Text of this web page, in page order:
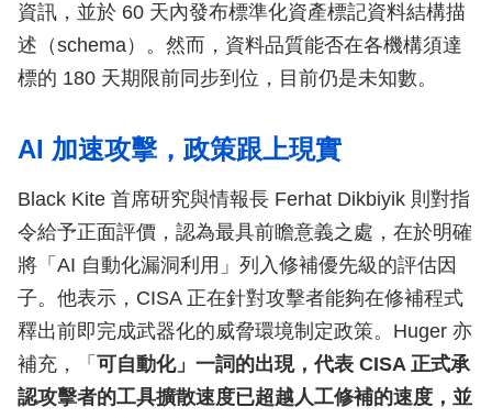
資訊，並於 60 天內發布標準化資產標記資料結構描
述（schema）。然而，資料品質能否在各機構須達
標的 180 天期限前同步到位，目前仍是未知數。
AI 加速攻擊，政策跟上現實
Black Kite 首席研究與情報長 Ferhat Dikbiyik 則對指
令給予正面評價，認為最具前瞻意義之處，在於明確
將「AI 自動化漏洞利用」列入修補優先級的評估因
子。他表示，CISA 正在針對攻擊者能夠在修補程式
釋出前即完成武器化的威脅環境制定政策。Huger 亦
補充，「 可自動化」一詞的出現，代表 CISA 正式承
認攻擊者的工具擴散速度已超越人工修補的速度，並